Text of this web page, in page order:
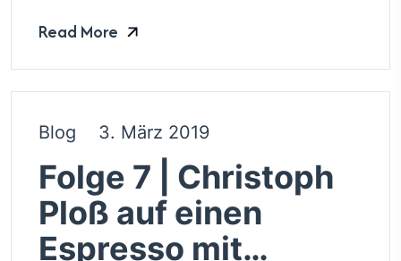
Read More
Blog 3. März 2019
Folge 7 | Christoph
Ploß auf einen
Espresso mit…